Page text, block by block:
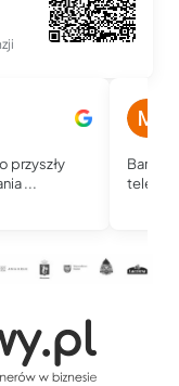
przyszły
...
Bardzo